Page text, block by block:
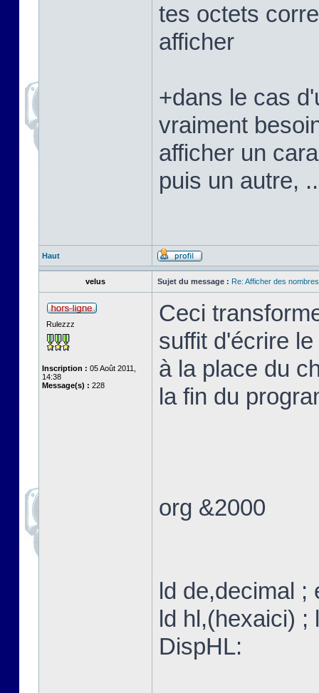
tes octets
afficher
+dans le cas
vraiment
afficher un
puis un autre,
Haut
velus Sujet du message : Re: Afficher des
Rulezzz
Inscription : 05 Août 2011,
14:38
Message(s) : 228
Ceci
suffit d'écrire
à la place du
la fin du
org &2000
ld de,decimal ;
ld hl,(hexaici) ;
DispHL: